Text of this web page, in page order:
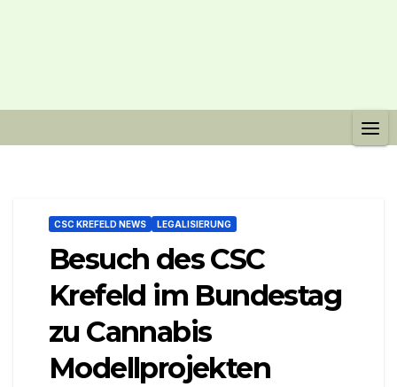
CSC KREFELD NEWS LEGALISIERUNG
Besuch des CSC
Krefeld im Bundestag
zu Cannabis
Modellprojekten